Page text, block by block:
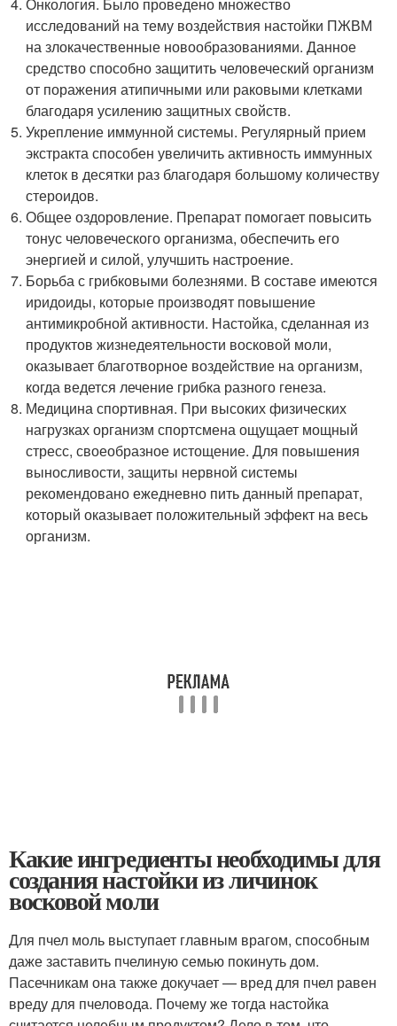
исследований на тему воздействия настойки ПЖВМ
на злокачественные новообразованиями. Данное
средство способно защитить человеческий организм
от поражения атипичными или раковыми клетками
благодаря усилению защитных свойств.
Укрепление иммунной системы. Регулярный прием
экстракта способен увеличить активность иммунных
клеток в десятки раз благодаря большому количеству
стероидов.
Общее оздоровление. Препарат помогает повысить
тонус человеческого организма, обеспечить его
энергией и силой, улучшить настроение.
Борьба с грибковыми болезнями. В составе имеются
иридоиды, которые производят повышение
антимикробной активности. Настойка, сделанная из
продуктов жизнедеятельности восковой моли,
оказывает благотворное воздействие на организм,
когда ведется лечение грибка разного генеза.
Медицина спортивная. При высоких физических
нагрузках организм спортсмена ощущает мощный
стресс, своеобразное истощение. Для повышения
выносливости, защиты нервной системы
рекомендовано ежедневно пить данный препарат,
который оказывает положительный эффект на весь
организм.
Какие ингредиенты необходимы для
создания настойки из личинок
восковой моли
Для пчел моль выступает главным врагом, способным
даже заставить пчелиную семью покинуть дом.
Пасечникам она также докучает — вред для пчел равен
вреду для пчеловода. Почему же тогда настойка